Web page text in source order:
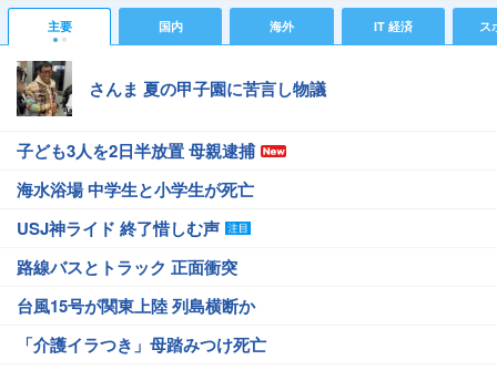
主要 国内 海外 IT 経済 ス
さんま 夏の甲子園に苦言し物議
子ども3人を2日半放置 母親逮捕
海水浴場 中学生と小学生が死亡
USJ神ライド 終了惜しむ声
路線バスとトラック 正面衝突
台風15号が関東上陸 列島横断か
「介護イラつき」母踏みつけ死亡